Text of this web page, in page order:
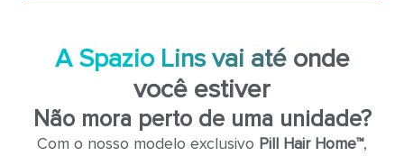
A Spazio Lins vai até onde
você estiver
Não mora perto de uma unidade?
Com o nosso modelo exclusivo Pill Hair Home™,